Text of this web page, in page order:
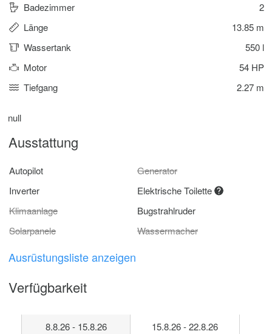
Badezimmer
2
Länge
13.85 m
Wassertank
550 l
Motor
54 HP
Tiefgang
2.27 m
null
Ausstattung
Autopilot
Generator
Inverter
Elektrische Toilette
Klimaanlage
Bugstrahlruder
Solarpanele
Wassermacher
Ausrüstungsliste anzeigen
Verfügbarkeit
8.8.26 - 15.8.26
15.8.26 - 22.8.26